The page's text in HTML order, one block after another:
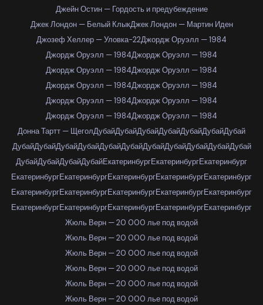
Джейн Остин — Гордость и предубеждение
Джек Лондон — Белый КлыкДжек Лондон — Мартин Иден
Джозеф Хеллер — Уловка-22Джордж Оруэлл — 1984
Джордж Оруэлл — 1984Джордж Оруэлл — 1984
Джордж Оруэлл — 1984Джордж Оруэлл — 1984
Джордж Оруэлл — 1984Джордж Оруэлл — 1984
Джордж Оруэлл — 1984Джордж Оруэлл — 1984
Джордж Оруэлл — 1984Джордж Оруэлл — 1984
Донна Тартт — ЩеголДубайДубайДубайДубайДубайДубайДубай
ДубайДубайДубайДубайДубайДубайДубайДубайДубайДубайДубай
ДубайДубайДубайДубайЕкатеринбургЕкатеринбургЕкатеринбург
ЕкатеринбургЕкатеринбургЕкатеринбургЕкатеринбургЕкатеринбург
ЕкатеринбургЕкатеринбургЕкатеринбургЕкатеринбургЕкатеринбург
ЕкатеринбургЕкатеринбургЕкатеринбургЕкатеринбургЕкатеринбург
Жюль Верн — 20 000 лье под водой
Жюль Верн — 20 000 лье под водой
Жюль Верн — 20 000 лье под водой
Жюль Верн — 20 000 лье под водой
Жюль Верн — 20 000 лье под водой
Жюль Верн — 20 000 лье под водой